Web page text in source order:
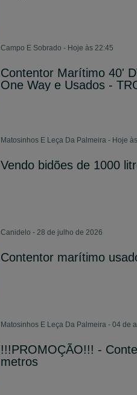
Campo E Sobrado - Hoje às 22:45
Contentor Marítimo 40'
One Way e Usados -
Matosinhos E Leça Da Palmeira - Hoje
Vendo bidões de 1000
Canidelo - 28 de julho de 2026
Contentor marítimo
Matosinhos E Leça Da Palmeira - 04 de
!!!PROMOÇÃO!!! -
metros